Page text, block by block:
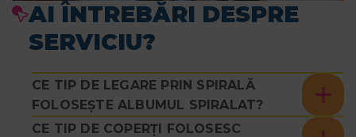
AI ÎNTREBĂRI DESPRE
SERVICIU?
CE TIP DE LEGARE PRIN SPIRALĂ
FOLOSEȘTE ALBUMUL SPIRALAT?
CE TIP DE COPERȚI FOLOSESC